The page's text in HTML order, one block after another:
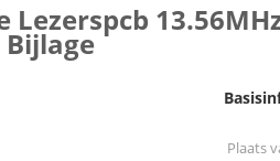
Bijlage
Plaats